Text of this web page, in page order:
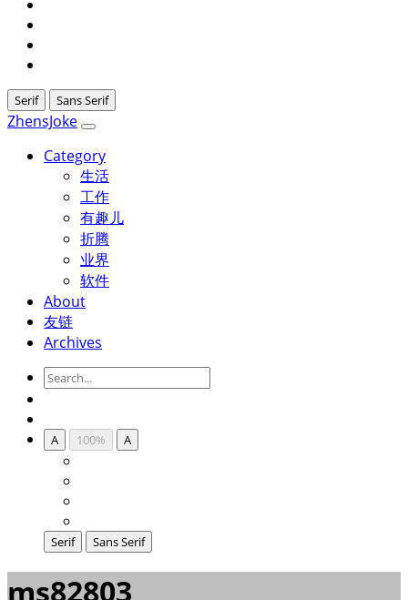
Serif Sans Serif
ZhensJoke
Category
生活
工作
有趣儿
折腾
业界
软件
About
友链
Archives
A 100% A
Serif Sans Serif
ms82803